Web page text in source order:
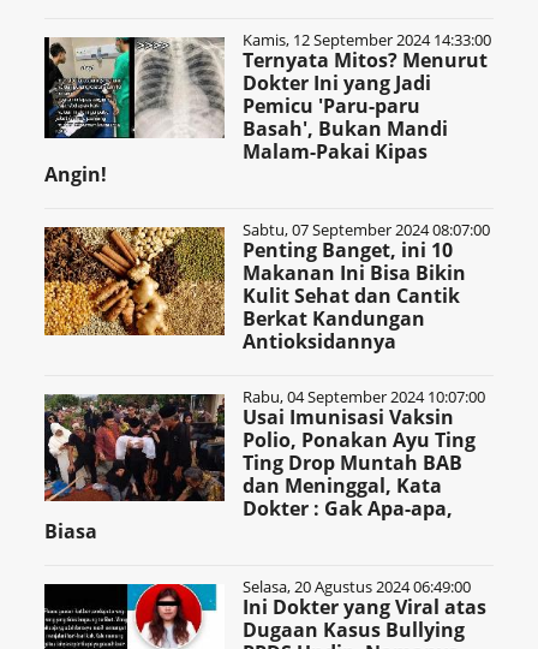
Kamis, 12 September 2024 14:33:00
Ternyata Mitos? Menurut
Dokter Ini yang Jadi
Pemicu 'Paru-paru
Basah', Bukan Mandi
Malam-Pakai Kipas
Angin!
Sabtu, 07 September 2024 08:07:00
Penting Banget, ini 10
Makanan Ini Bisa Bikin
Kulit Sehat dan Cantik
Berkat Kandungan
Antioksidannya
Rabu, 04 September 2024 10:07:00
Usai Imunisasi Vaksin
Polio, Ponakan Ayu Ting
Ting Drop Muntah BAB
dan Meninggal, Kata
Dokter : Gak Apa-apa,
Biasa
Selasa, 20 Agustus 2024 06:49:00
Ini Dokter yang Viral atas
Dugaan Kasus Bullying